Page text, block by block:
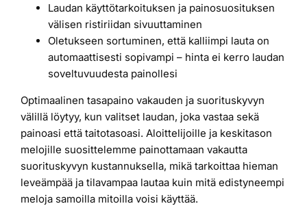
Laudan käyttötarkoituksen ja painosuosituksen
välisen ristiriidan sivuuttaminen
Oletukseen sortuminen, että kalliimpi lauta on
automaattisesti sopivampi – hinta ei kerro laudan
soveltuvuudesta painollesi
Optimaalinen tasapaino vakauden ja suorituskyvyn
välillä löytyy, kun valitset laudan, joka vastaa sekä
painoasi että taitotasoasi. Aloittelijoille ja keskitason
melojille suosittelemme painottamaan vakautta
suorituskyvyn kustannuksella, mikä tarkoittaa hieman
leveämpää ja tilavampaa lautaa kuin mitä edistyneempi
meloja samoilla mitoilla voisi käyttää.